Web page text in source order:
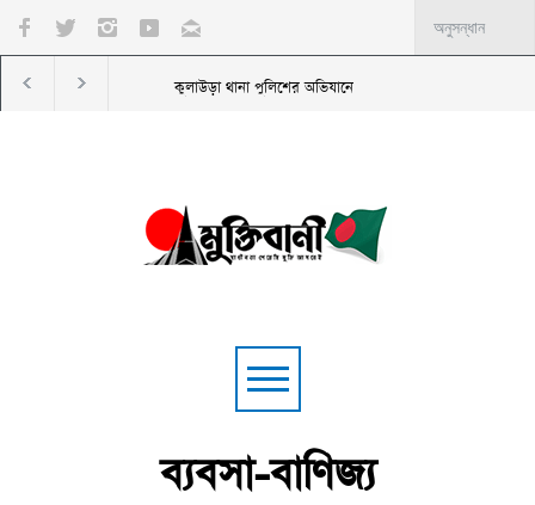
গ্রেপ্তার ৩ আইনশৃঙ্খলা পরিস্থিতি নিয়ে সাংবাদিকদের সাথে শ্রীমঙ্গল
ব্যবসা-বাণিজ্য